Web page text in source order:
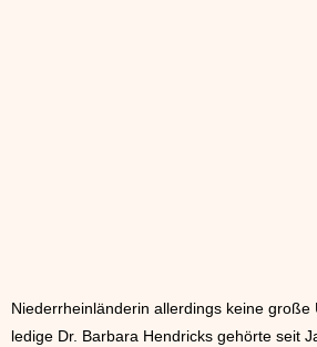
Niederrheinländerin allerdings keine große
ledige Dr. Barbara Hendricks gehörte seit